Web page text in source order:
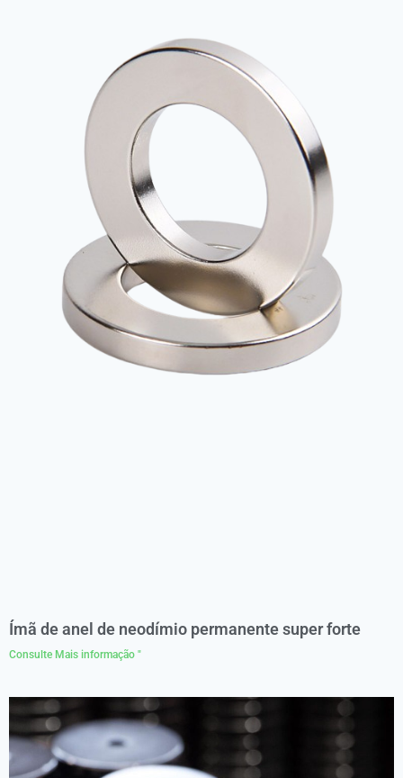
Ímã de anel de neodímio permanente super forte
Consulte Mais informação "